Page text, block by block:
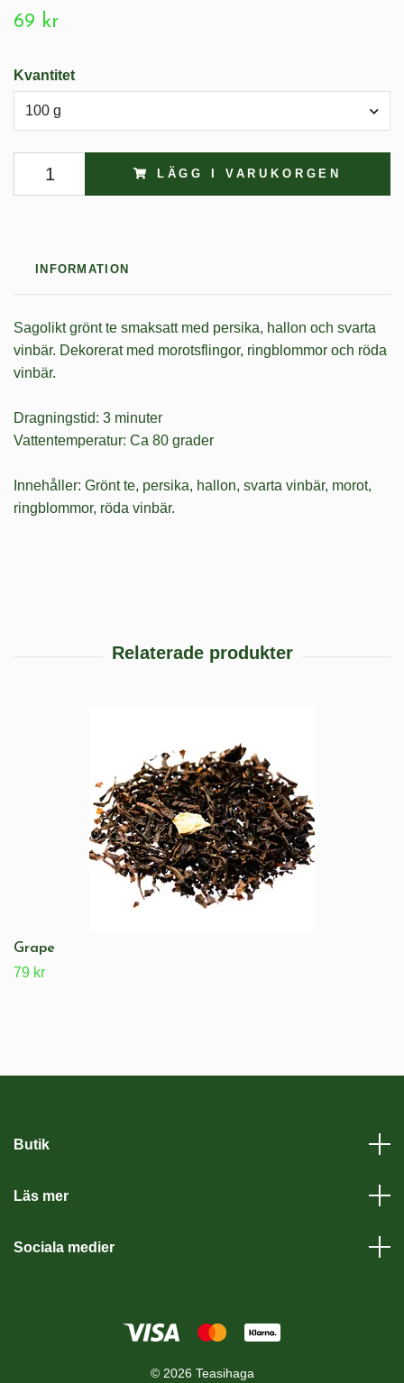
69 kr
Kvantitet
100 g
LÄGG I VARUKORGEN
INFORMATION
Sagolikt grönt te smaksatt med persika, hallon och svarta
vinbär. Dekorerat med morotsflingor, ringblommor och röda
vinbär.
Dragningstid: 3 minuter
Vattentemperatur: Ca 80 grader
Innehåller: Grönt te, persika, hallon, svarta vinbär, morot,
ringblommor, röda vinbär.
Grape
79 kr
Butik
Läs mer
Sociala medier
© 2026 Teasihaga